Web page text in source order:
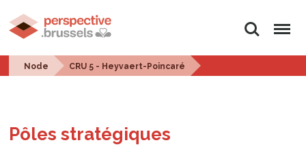
Search Menu
Node CRU 5 - Heyvaert-Poincaré
Pôles stratégiques